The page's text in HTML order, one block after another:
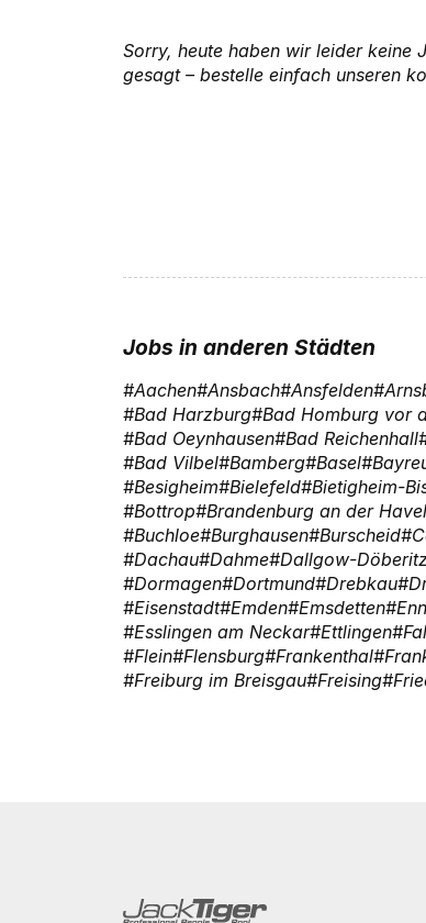
Sorry, heute haben wir leider keine
gesagt – bestelle einfach unseren
Jobs in anderen Städten
Aachen Ansbach Ansfelden
Bad Harzburg Bad Homburg vor
Bad Oeynhausen Bad Reichenhall
Bad Vilbel Bamberg Basel
Besigheim Bielefeld Bietigheim-
Bottrop Brandenburg an der Havel
Buchloe Burghausen Burscheid
Dachau Dahme Dallgow-
Dormagen Dortmund Drebkau
Eisenstadt Emden Emsdetten
Esslingen am Neckar Ettlingen
Flein Flensburg Frankenthal
Freiburg im Breisgau Freising